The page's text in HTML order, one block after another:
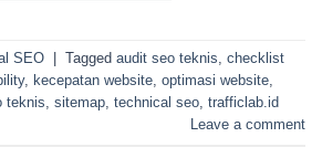
SEO Tagged audit seo teknis, checklist
, kecepatan website, optimasi website,
teknis, sitemap, technical seo, trafficlab.id
Leave a comment